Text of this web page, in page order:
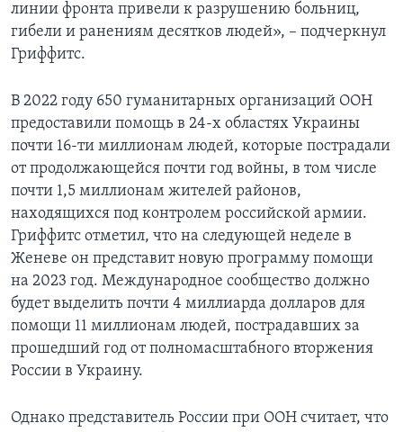
линии фронта привели к разрушению больниц,
гибели и ранениям десятков людей», – подчеркнул
Гриффитс.
В 2022 году 650 гуманитарных организаций ООН
предоставили помощь в 24-х областях Украины
почти 16-ти миллионам людей, которые пострадали
от продолжающейся почти год войны, в том числе
почти 1,5 миллионам жителей районов,
находящихся под контролем российской армии.
Гриффитс отметил, что на следующей неделе в
Женеве он представит новую программу помощи
на 2023 год. Международное сообщество должно
будет выделить почти 4 миллиарда долларов для
помощи 11 миллионам людей, пострадавших за
прошедший год от полномасштабного вторжения
России в Украину.
Однако представитель России при ООН считает, что